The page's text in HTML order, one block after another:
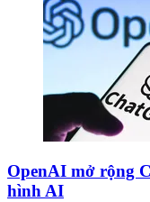
OpenAI mở rộng
hình AI